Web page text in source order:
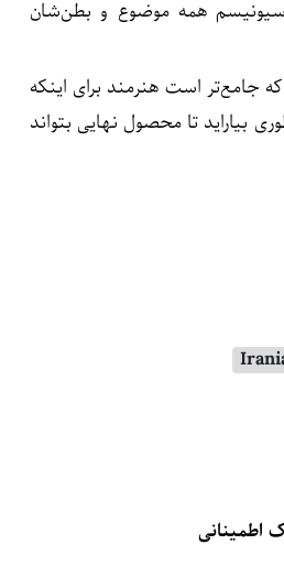
همه موضوع و بطن‌شان
جامع‌تر است هنرمند برای اینکه
بیاراید تا محصول نهایی بتواند
اطمینانی